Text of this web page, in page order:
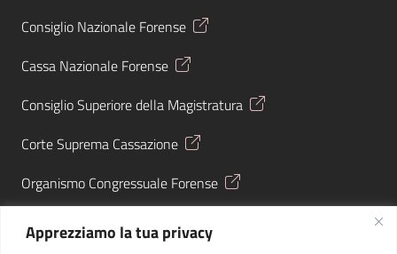
Apprezziamo la tua privacy
Consiglio Nazionale Forense
Cassa Nazionale Forense
Consiglio Superiore della Magistratura
Corte Suprema Cassazione
Organismo Congressuale Forense
Giustizia Tributaria